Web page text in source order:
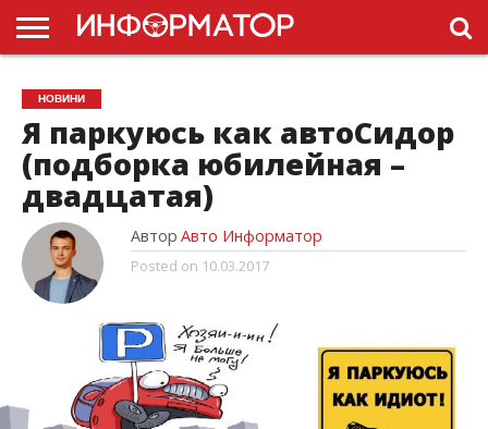
ГОЛОВНА
НОВИНИ
ПДР
УКРАЇНИ
РЕКЛАМА
ПРОЕКТЫ
НОВИНИ
Я паркуюсь как автоСидор
(подборка юбилейная –
двадцатая)
Автор Авто Информатор
Posted on 10.03.2017